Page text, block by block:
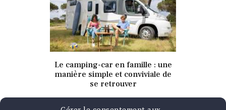
NON CLASSÉ
Le camping-car en famille : une
manière simple et conviviale de
se retrouver